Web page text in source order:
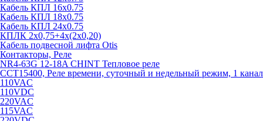
Кабель КПЛ 16х0.75
Кабель КПЛ 18х0.75
Кабель КПЛ 24х0.75
КПЛК 2х0,75+4х(2х0,20)
Кабель подвесной лифта Otis
Контакторы, Реле
NR4-63G 12-18A CHINT Тепловое реле
CCT15400, Реле времени, суточный и недельный режим, 1 канал
110VAC
110VDC
220VAC
115VAC